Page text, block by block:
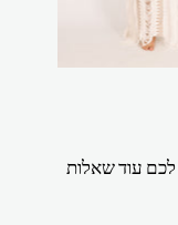
לכם עוד שאלות